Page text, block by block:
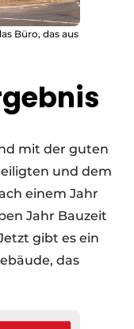
Büro, das aus
mit der guten
und dem
einem Jahr
Jahr Bauzeit
gibt es ein
das